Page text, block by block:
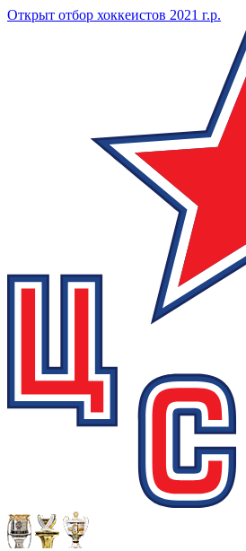
Открыт отбор хоккеистов 2021 г.р.